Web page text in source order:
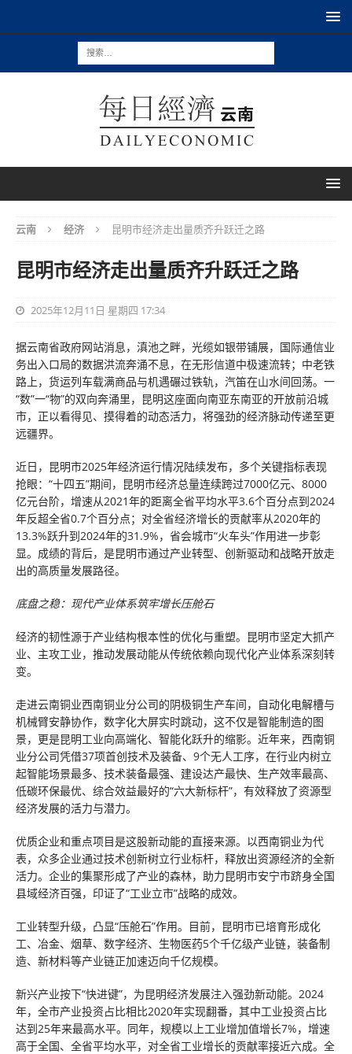
云南 经济 昆明市经济走出量质齐升跃迁之路
昆明市经济走出量质齐升跃迁之路
2025年12月11日 星期四 17:34
据云南省政府网站消息，滇池之畔，光缆如银带铺展，国际通信业
务出入口局的数据洪流奔涌不息，在无形信道中极速流转；中老铁
路上，货运列车载满商品与机遇碾过铁轨，汽笛在山水间回荡。一
“数”一“物”的双向奔涌里，昆明这座面向南亚东南亚的开放前沿城
市，正以看得见、摸得着的动态活力，将强劲的经济脉动传递至更
远疆界。
近日，昆明市2025年经济运行情况陆续发布，多个关键指标表现
抢眼：“十四五”期间，昆明市经济总量连续跨过7000亿元、8000
亿元台阶，增速从2021年的距离全省平均水平3.6个百分点到2024
年反超全省0.7个百分点；对全省经济增长的贡献率从2020年的
13.3%跃升到2024年的31.9%，省会城市“火车头”作用进一步彰
显。成绩的背后，是昆明市通过产业转型、创新驱动和战略开放走
出的高质量发展路径。
底盘之稳：现代产业体系筑牢增长压舱石
经济的韧性源于产业结构根本性的优化与重塑。昆明市坚定大抓产
业、主攻工业，推动发展动能从传统依赖向现代化产业体系深刻转
变。
走进云南铜业西南铜业分公司的阴极铜生产车间，自动化电解槽与
机械臂安静协作，数字化大屏实时跳动，这不仅是智能制造的图
景，更是昆明工业向高端化、智能化跃升的缩影。近年来，西南铜
业分公司凭借37项首创技术及装备、9个无人工序，在行业内树立
起智能场景最多、技术装备最强、建设达产最快、生产效率最高、
低碳环保最优、综合效益最好的“六大新标杆”，有效释放了资源型
经济发展的活力与潜力。
优质企业和重点项目是这股新动能的直接来源。以西南铜业为代
表，众多企业通过技术创新树立行业标杆，释放出资源经济的全新
活力。企业的集聚形成了产业的森林，助力昆明市安宁市跻身全国
县域经济百强，印证了“工业立市”战略的成效。
工业转型升级，凸显“压舱石”作用。目前，昆明市已培育形成化
工、冶金、烟草、数字经济、生物医药5个千亿级产业链，装备制
造、新材料等产业链正加速迈向千亿规模。
新兴产业按下“快进键”，为昆明经济发展注入强劲新动能。2024
年，全市产业投资占比相比2020年实现翻番，其中工业投资占比
达到25年来最高水平。同年，规模以上工业增加值增长7%，增速
高于全国、全省平均水平，对全省工业增长的贡献率接近六成。全